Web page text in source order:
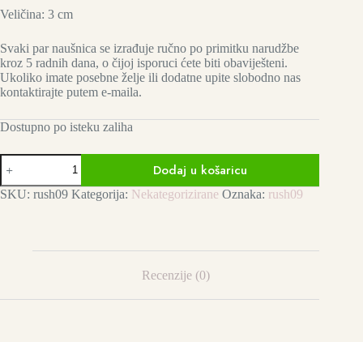
Veličina: 3 cm
Svaki par naušnica se izrađuje ručno po primitku narudžbe
kroz 5 radnih dana, o čijoj isporuci ćete biti obaviješteni.
Ukoliko imate posebne želje ili dodatne upite slobodno nas
kontaktirajte putem e-maila.
Dostupno po isteku zaliha
RUSH
Original
količina
Dodaj u košaricu
SKU: rush09 Kategorija: Nekategorizirane Oznaka: rush09
Recenzije (0)